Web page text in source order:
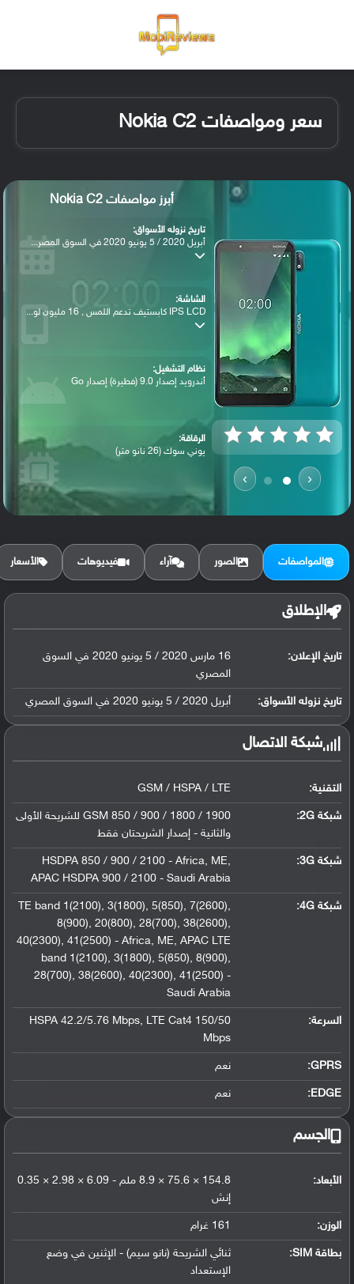
سعر ومواصفات Nokia C2
‹
›
أبرز مواصفات Nokia C2
تاريخ نزوله الأسواق:
أبريل 2020 / 5 يونيو 2020 في السوق المصر...
الشاشة:
IPS LCD كابستيف تدعم اللمس , 16 مليون لو...
نظام التشغيل:
أندرويد إصدار 9.0 (فطيرة) إصدار Go
الرقاقة:
يوني سوك (26 نانو متر)
الرام / التخزين:
البطارية:
ليثيوم آيون سعة 2800 مللي أمبير, قابلة ...
المواصفات الصور آراء فيديوهات الأسعار
الإطلاق
تاريخ الإعلان:
16 مارس 2020 / 5 يونيو 2020 في السوق
المصري
تاريخ نزوله الأسواق: أبريل 2020 / 5 يونيو 2020 في السوق المصري
شبكة الاتصال
التقنية: GSM / HSPA / LTE
شبكة 2G:
GSM 850 / 900 / 1800 / 1900 للشريحة الأولى
والثانية - إصدار الشريحتان فقط
شبكة 3G :
HSDPA 850 / 900 / 2100 - Africa, ME,
APAC HSDPA 900 / 2100 - Saudi Arabia
شبكة 4G :
TE band 1(2100), 3(1800), 5(850), 7(2600),
8(900), 20(800), 28(700), 38(2600),
40(2300), 41(2500) - Africa, ME, APAC LTE
band 1(2100), 3(1800), 5(850), 8(900),
28(700), 38(2600), 40(2300), 41(2500) -
Saudi Arabia
السرعة:
HSPA 42.2/5.76 Mbps, LTE Cat4 150/50
Mbps
GPRS: نعم
EDGE: نعم
الجسم
الأبعاد:
154.8 × 75.6 × 8.9 ملم - 6.09 × 2.98 × 0.35
إنش
الوزن: 161 غرام
بطاقة SIM:
ثنائي الشريحة (نانو سيم) - الإثنين في وضع
الإستعداد